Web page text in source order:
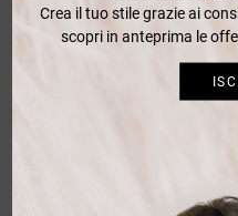
Classic
Icon polo doppio bordino.
Crea il tuo stile grazie ai
scopri in anteprima le